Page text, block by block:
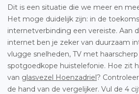
Dit is een situatie die we meer en
Het moge duidelijk zijn: in de
internetverbinding een vereiste. Aan
internet ben je zeker van duurzaam
vlugge snelheden, TV met
spotgoedkope huistelefonie. Hoe zit
van glasvezel Hoenzadriel?
de hand van de vergelijker. Vul de 4